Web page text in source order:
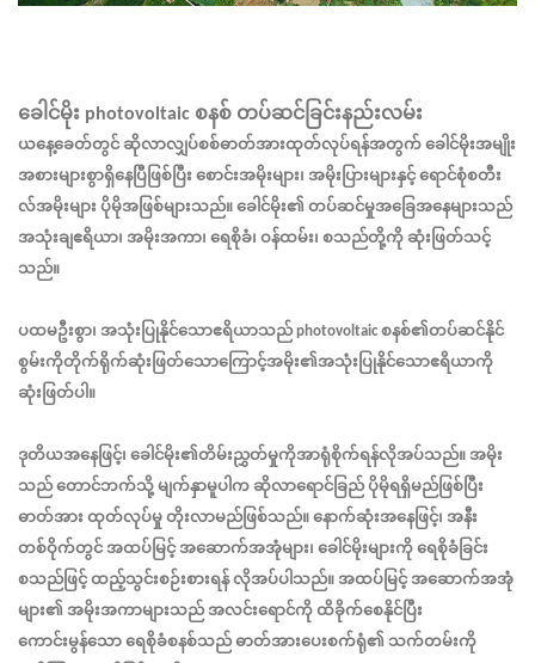
ခေါင်မိုး photovoltaic စနစ် တပ်ဆင်ခြင်းနည်းလမ်း
ယနေ့ခေတ်တွင် ဆိုလာလျှပ်စစ်ဓာတ်အားထုတ်လုပ်ရန်အတွက် ခေါင်မိုးအမျိုး
အစားများစွာရှိနေပြီဖြစ်ပြီး စောင်းအမိုးများ၊ အမိုးပြားများနှင့် ရောင်စုံစတီး
လ်အမိုးများ ပိုမိုအဖြစ်များသည်။ ခေါင်မိုး၏ တပ်ဆင်မှုအခြေအနေများသည်
အသုံးချဧရိယာ၊ အမိုးအကာ၊ ရေစိုခံ၊ ဝန်ထမ်း၊ စသည်တို့ကို ဆုံးဖြတ်သင့်
သည်။
ပထမဦးစွာ၊ အသုံးပြုနိုင်သောဧရိယာသည် photovoltaic စနစ်၏တပ်ဆင်နိုင်
စွမ်းကိုတိုက်ရိုက်ဆုံးဖြတ်သောကြောင့်အမိုး၏အသုံးပြုနိုင်သောဧရိယာကို
ဆုံးဖြတ်ပါ။
ဒုတိယအနေဖြင့်၊ ခေါင်မိုး၏တိမ်းညွှတ်မှုကိုအာရုံစိုက်ရန်လိုအပ်သည်။ အမိုး
သည် တောင်ဘက်သို့ မျက်နှာမူပါက ဆိုလာရောင်ခြည် ပိုမိုရရှိမည်ဖြစ်ပြီး
ဓာတ်အား ထုတ်လုပ်မှု တိုးလာမည်ဖြစ်သည်။ နောက်ဆုံးအနေဖြင့်၊ အနီး
တစ်ဝိုက်တွင် အထပ်မြင့် အဆောက်အအုံများ၊ ခေါင်မိုးများကို ရေစိုခံခြင်း
စသည်ဖြင့် ထည့်သွင်းစဉ်းစားရန် လိုအပ်ပါသည်။ အထပ်မြင့် အဆောက်အအုံ
များ၏ အမိုးအကာများသည် အလင်းရောင်ကို ထိခိုက်စေနိုင်ပြီး
ကောင်းမွန်သော ရေစိုခံစနစ်သည် ဓာတ်အားပေးစက်ရုံ၏ သက်တမ်းကို